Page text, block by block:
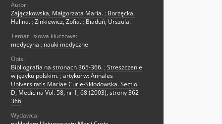
Autor:
Zajączkowska, Małgorzata Maria. ; Borzęcka,
Halina. ; Zinkiewicz, Zofia. ; Biaduń, Urszula.
Temat i słowa kluczowe:
medycyna ; nauki medyczne
Opis:
Bibliografia na stronach 365-366. ; Streszczenie
w języku polskim. ; artykuł w: Annales
Universitatis Mariae Curie-Skłodowska. Sectio
D, Medicina Vol. 58, nr 1, 68 (2003), strony 362-
366
Wydawca: